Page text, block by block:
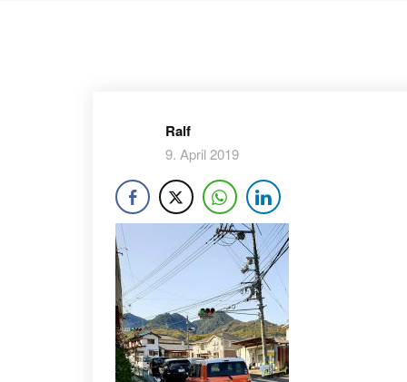
Ralf
9. April 2019